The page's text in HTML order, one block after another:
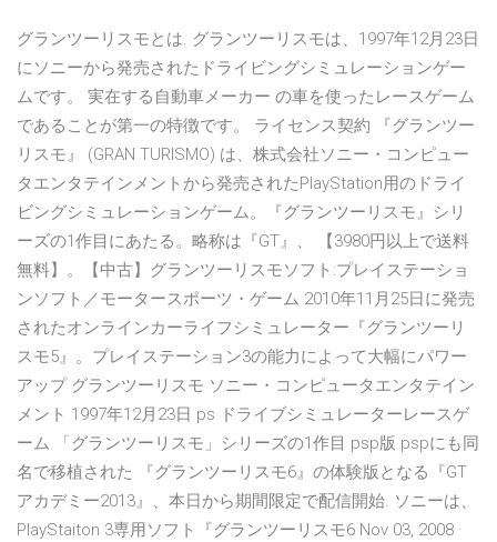
グランツーリスモとは. グランツーリスモは、1997年12月23日
にソニーから発売されたドライビングシミュレーションゲー
ムです。 実在する自動車メーカー の車を使ったレースゲーム
であることが第一の特徴です。 ライセンス契約 『グランツー
リスモ』 (GRAN TURISMO) は、株式会社ソニー・コンピュー
タエンタテインメントから発売されたPlayStation用のドライ
ビングシミュレーションゲーム。『グランツーリスモ』シリ
ーズの1作目にあたる。略称は『GT』、 【3980円以上で送料
無料】。【中古】グランツーリスモソフト:プレイステーショ
ンソフト／モータースポーツ・ゲーム 2010年11月25日に発売
されたオンラインカーライフシミュレーター『グランツーリ
スモ5』。プレイステーション3の能力によって大幅にパワー
アップ グランツーリスモ ソニー・コンピュータエンタテイン
メント 1997年12月23日 ps ドライブシミュレーターレースゲ
ーム 「グランツーリスモ」シリーズの1作目 psp版 pspにも同
名で移植された 『グランツーリスモ6』の体験版となる『GT
アカデミー2013』、本日から期間限定で配信開始. ソニーは、
PlayStaiton 3専用ソフト『グランツーリスモ6 Nov 03, 2008 ·